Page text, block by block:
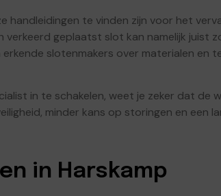
handleidingen te vinden zijn voor het
verkeerd geplaatst slot kan namelijk juist
slotenmakers over materialen en
in te schakelen, weet je zeker dat
minder kans op storingen en een
in Harskamp